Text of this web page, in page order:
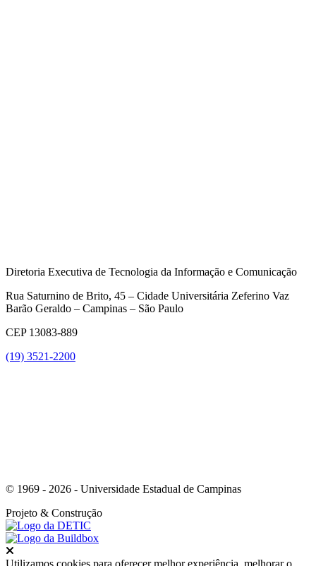
Diretoria Executiva de Tecnologia da Informação e Comunicação
Rua Saturnino de Brito, 45 – Cidade Universitária Zeferino Vaz
Barão Geraldo – Campinas – São Paulo
CEP 13083-889
(19) 3521-2200
© 1969 - 2026 - Universidade Estadual de Campinas
Projeto & Construção